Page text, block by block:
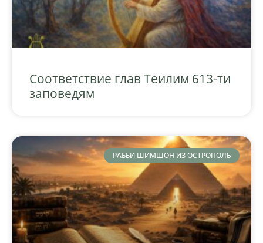
Соответствие глав Теилим 613-ти
заповедям
РАББИ ШИМШОН ИЗ ОСТРОПОЛЬ